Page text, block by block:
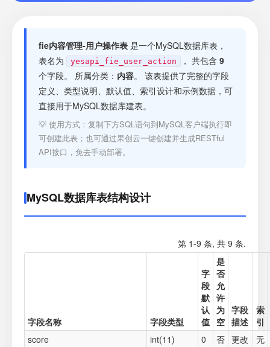
接口测试
fie内容管理-用户操作表 是一个MySQL数据库表，
表名为
yesapi_fie_user_action ， 共包含 9
个字段。 所属分类： 内容。 该表提供了完整的字段
定义、类型说明、默认值、索引设计和示例数据，可
直接用于MySQL数据库建表。
💡 使用方式：复制下方SQL语句到MySQL客户端执行即
可创建此表；也可通过果创云一键创建并生成RESTful
API接口，免去手动部署。
MySQL数据库表结构设计
第 1-9 条, 共 9 条.
字段名称 字段类型
字
段
默
认
值
是
否
允
许
为
空
字段
描述
索
引
score
int(11) 0 否 更改
无